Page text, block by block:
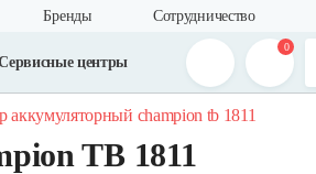
Бренды Сотрудничество
центры
0
аккумуляторный champion tb 1811
TB 1811